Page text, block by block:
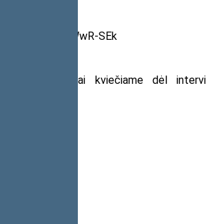
live/IRiJWwR-SEk
atstovus maloniai kviečiame dėl